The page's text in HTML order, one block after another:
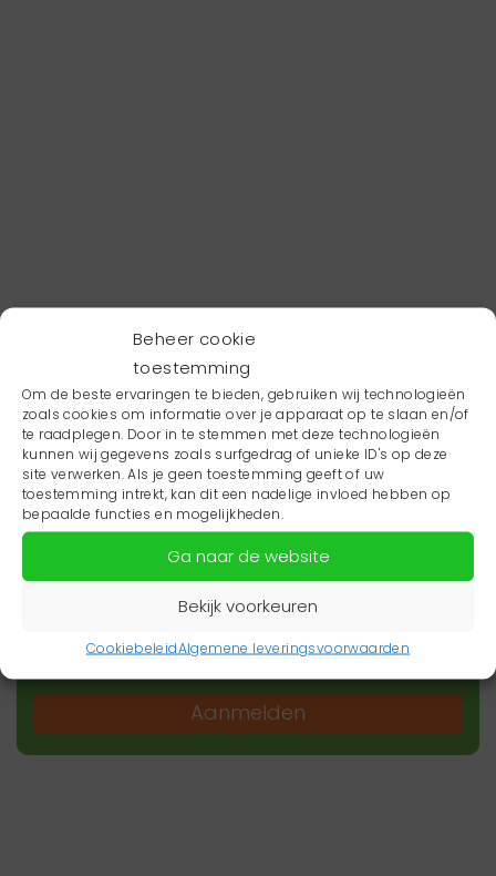
Beheer cookie
toestemming
Om de beste ervaringen te bieden, gebruiken wij technologieën
zoals cookies om informatie over je apparaat op te slaan en/of
te raadplegen. Door in te stemmen met deze technologieën
kunnen wij gegevens zoals surfgedrag of unieke ID's op deze
site verwerken. Als je geen toestemming geeft of uw
toestemming intrekt, kan dit een nadelige invloed hebben op
bepaalde functies en mogelijkheden.
Ga naar de website
Bekijk voorkeuren
CookiebeleidAlgemene leveringsvoorwaarden
Wil je niets missen?
Wil je op de hoogte blijven van het laatste
zorgnieuws in jouw regio? Schrijf je dan in voor
onze nieuwsbrief.
Aanmelden